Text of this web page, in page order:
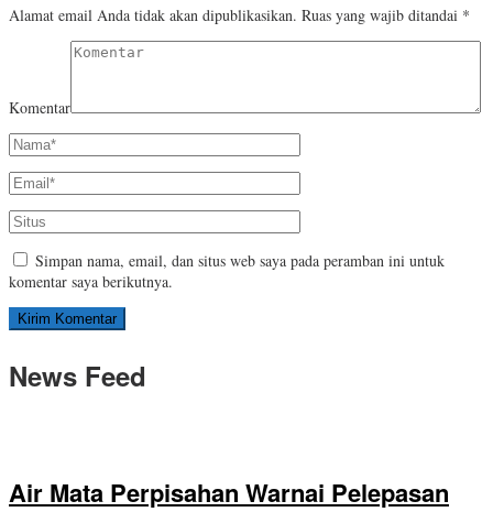
Alamat email Anda tidak akan dipublikasikan. Ruas yang wajib ditandai *
Komentar
Simpan nama, email, dan situs web saya pada peramban ini untuk
komentar saya berikutnya.
News Feed
Air Mata Perpisahan Warnai Pelepasan